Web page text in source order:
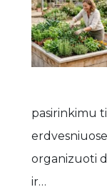
pasirinkimu
organizuoti
ir…